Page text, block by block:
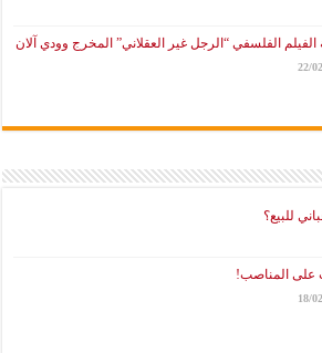
الفلسفي “الرجل غير العقلاني” المخرج وودي آلان
22/
للبيع؟
على المناصب!
18/